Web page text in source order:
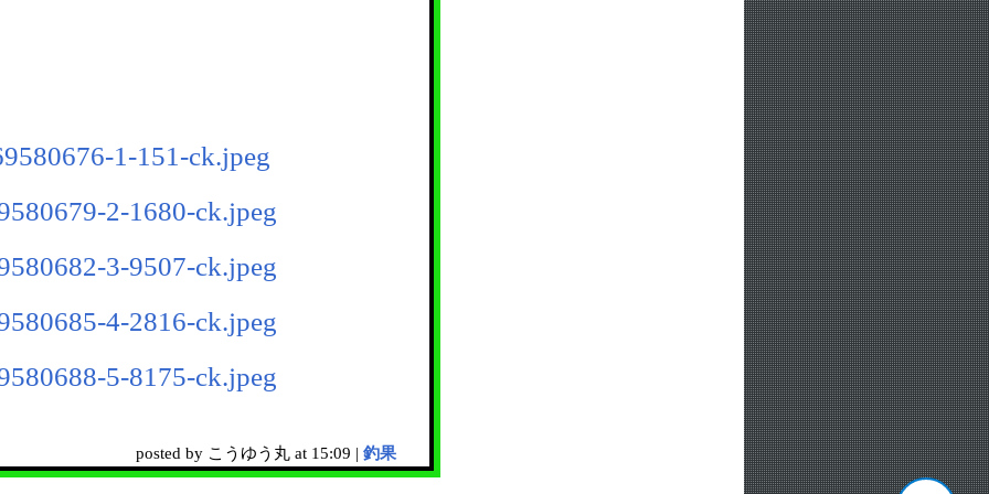
posted by こうゆう丸 at 15:09 | 釣果